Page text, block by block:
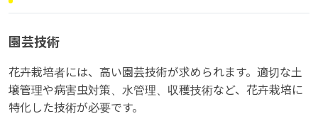
園芸技術
花卉栽培者には、高い園芸技術が求められます。適切な土
壌管理や病害虫対策、水管理、収穫技術など、花卉栽培に
特化した技術が必要です。